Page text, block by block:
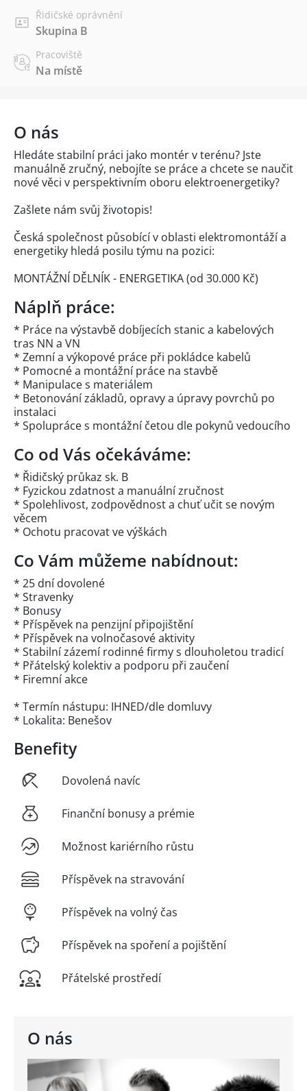
Řidičské oprávnění
Skupina B
Pracoviště
Na místě
O nás
O nás
Hledáte stabilní práci jako montér v terénu? Jste
manuálně zručný, nebojíte se práce a chcete se naučit
nové věci v perspektivním oboru elektroenergetiky?
Zašlete nám svůj životopis!
Česká společnost působící v oblasti elektromontáží a
energetiky hledá posilu týmu na pozici:
MONTÁŽNÍ DĚLNÍK - ENERGETIKA (od 30.000 Kč)
Náplň práce:
* Práce na výstavbě dobíjecích stanic a kabelových
tras NN a VN
* Zemní a výkopové práce při pokládce kabelů
* Pomocné a montážní práce na stavbě
* Manipulace s materiálem
* Betonování základů, opravy a úpravy povrchů po
instalaci
* Spolupráce s montážní četou dle pokynů vedoucího
Co od Vás očekáváme:
* Řidičský průkaz sk. B
* Fyzickou zdatnost a manuální zručnost
* Spolehlivost, zodpovědnost a chuť učit se novým
věcem
* Ochotu pracovat ve výškách
Co Vám můžeme nabídnout:
* 25 dní dovolené
* Stravenky
* Bonusy
* Příspěvek na penzijní připojištění
* Příspěvek na volnočasové aktivity
* Stabilní zázemí rodinné firmy s dlouholetou tradicí
* Přátelský kolektiv a podporu při zaučení
* Firemní akce
* Termín nástupu: IHNED/dle domluvy
* Lokalita: Benešov
Benefity
Dovolená navíc
Finanční bonusy a prémie
Možnost kariérního růstu
Příspěvek na stravování
Příspěvek na volný čas
Příspěvek na spoření a pojištění
Přátelské prostředí